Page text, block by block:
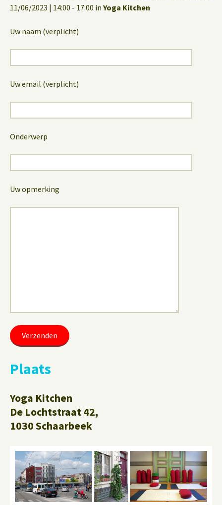
11/06/2023 | 14:00 - 17:00 in Yoga Kitchen
Uw naam (verplicht)
Uw email (verplicht)
Onderwerp
Uw opmerking
Plaats
Yoga Kitchen
De Lochtstraat 42,
1030 Schaarbeek